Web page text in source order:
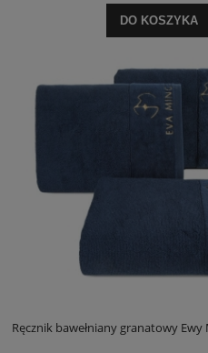
DO KOSZYKA
Ręcznik bawełniany granatowy Ewy